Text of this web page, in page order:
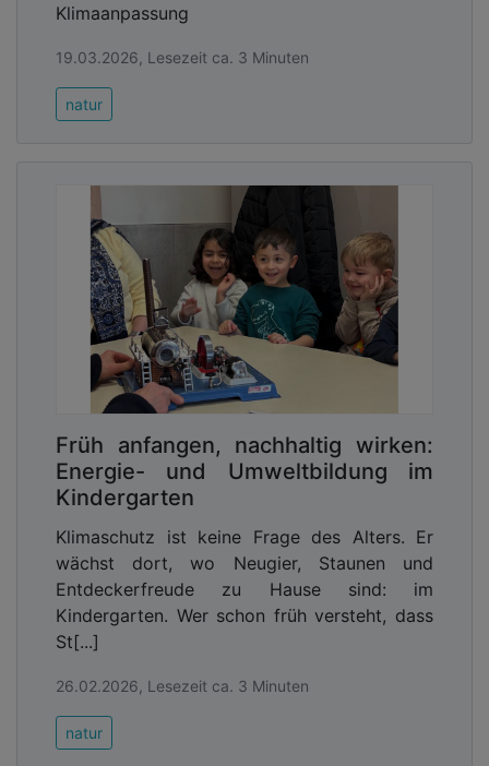
Klimaanpassung
19.03.2026, Lesezeit ca. 3 Minuten
natur
Früh anfangen, nachhaltig wirken:
Energie- und Umweltbildung im
Kindergarten
Klimaschutz ist keine Frage des Alters. Er
wächst dort, wo Neugier, Staunen und
Entdeckerfreude zu Hause sind: im
Kindergarten. Wer schon früh versteht, dass
St[...]
26.02.2026, Lesezeit ca. 3 Minuten
natur